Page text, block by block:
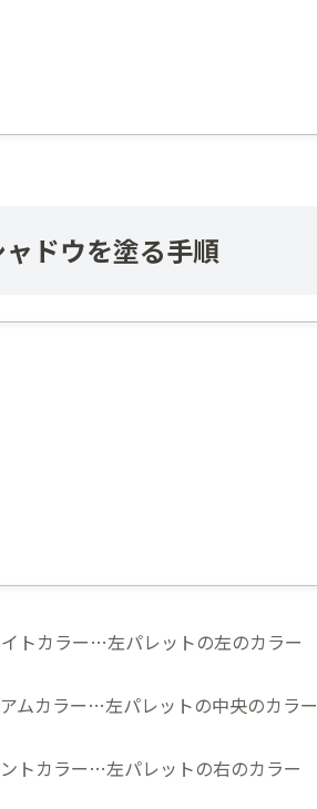
ャドウを塗る手順
トカラー…左パレットの左のカラー
ムカラー…左パレットの中央のカラー
トカラー…左パレットの右のカラー